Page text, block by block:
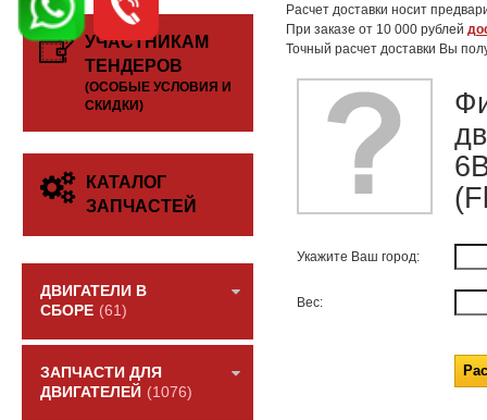
УЧАСТНИКАМ
ТЕНДЕРОВ
(ОСОБЫЕ УСЛОВИЯ И
СКИДКИ)
КАТАЛОГ
ЗАПЧАСТЕЙ
ДВИГАТЕЛИ В
СБОРЕ (61)
ЗАПЧАСТИ ДЛЯ
ДВИГАТЕЛЕЙ (1076)
Расчет доставки носит
При заказе от 10 000 рублей
Точный расчет доставки Вы
Укажите Ваш город:
Вес: